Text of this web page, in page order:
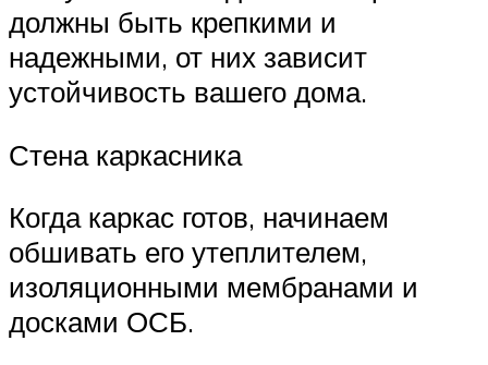
должны быть крепкими и
надежными, от них зависит
устойчивость вашего дома.
Стена каркасника
Когда каркас готов, начинаем
обшивать его утеплителем,
изоляционными мембранами и
досками ОСБ.